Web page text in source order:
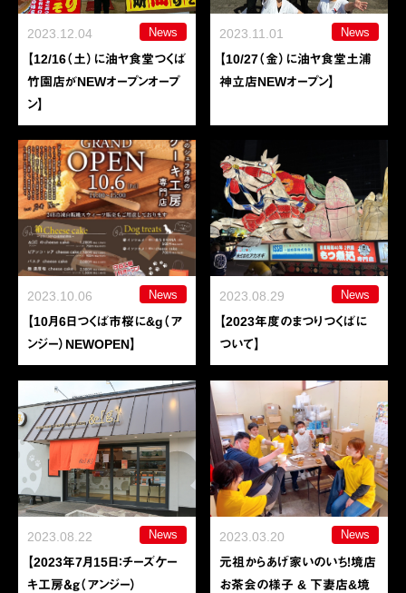
2023.12.04 News
【12/16（土）に油ヤ食堂つくば
竹園店がNEWオープンオープ
ン】
2023.11.01 News
【10/27（金）に油ヤ食堂土浦
神立店NEWオープン】
2023.10.06 News
【10月6日つくば市桜に&g（ア
ンジー）NEWOPEN】
2023.08.29 News
【2023年度のまつりつくばに
ついて】
2023.08.22 News
【2023年7月15日：チーズケー
キ工房＆ｇ（アンジー）
2023.03.20 News
元祖からあげ家いのいち！境店
お茶会の様子 & 下妻店&境